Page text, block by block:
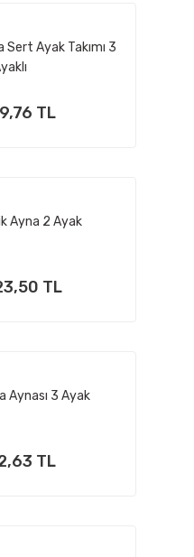
Sert Ayak Takımı 3
TL
Ayna 2 Ayak
TL
Aynası 3 Ayak
TL